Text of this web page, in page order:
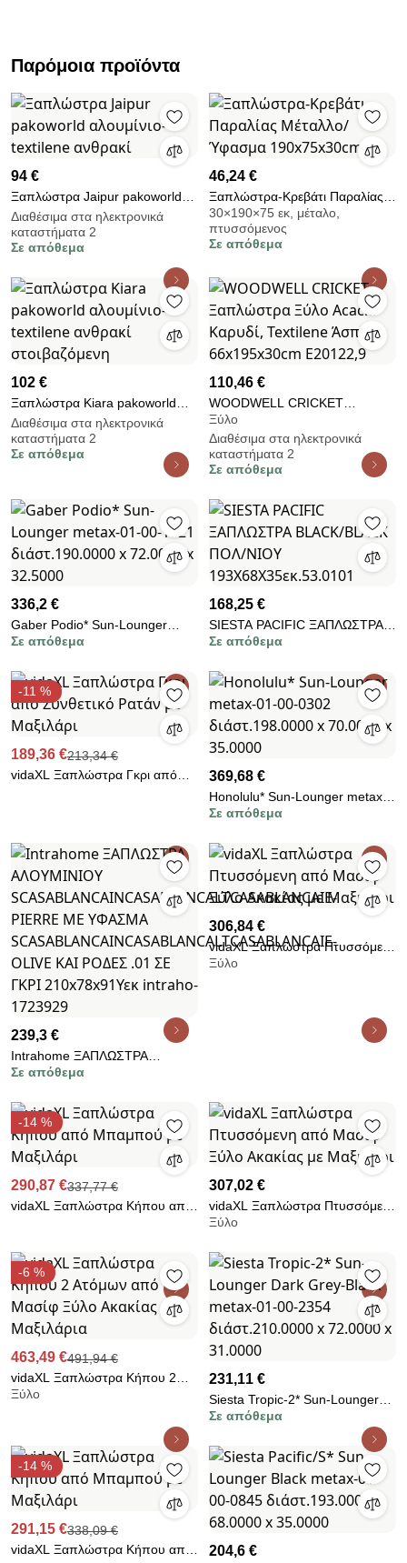
Παρόμοια προϊόντα
94 €
Ξαπλώστρα Jaipur pakoworld
αλουμίνιο-textilene ανθρακί
Διαθέσιμα στα ηλεκτρονικά
καταστήματα 2
Σε απόθεμα
46,24 €
Ξαπλώστρα-Κρεβάτι Παραλίας
Μέταλλο/Ύφασμα 190x75x30cm
30×190×75 εκ, μέταλο,
πτυσσόμενος
Σε απόθεμα
102 €
Ξαπλώστρα Kiara pakoworld
αλουμίνιο-textilene ανθρακί
στοιβαζόμενη
Διαθέσιμα στα ηλεκτρονικά
καταστήματα 2
Σε απόθεμα
110,46 €
WOODWELL CRICKET
Ξαπλώστρα Ξύλο Acacia
Καρυδί, Textilene Άσπρο
66x195x30cm Ε20122,9
Ξύλο
Διαθέσιμα στα ηλεκτρονικά
καταστήματα 2
Σε απόθεμα
336,2 €
Gaber Podio* Sun-Lounger
metax-01-00-1621
32.5000
Σε απόθεμα
168,25 €
SIESTA PACIFIC ΞΑΠΛΩΣΤΡΑ
BLACK/BLACK ΠΟΛ/ΝΙΟΥ
Σε απόθεμα
-11 %
189,36 €213,34 €
vidaXL Ξαπλώστρα Γκρι από
369,68 €
Honolulu* Sun-Lounger metax-
01-00-0302 διάστ.198.0000 x
Σε απόθεμα
239,3 €
Intrahome ΞΑΠΛΩΣΤΡΑ
ΑΛΟΥΜΙΝΙΟΥ
PIERRE ΜΕ ΥΦΑΣΜΑ
SCASABLANCAINCASABLANCALTCASABLANCAIE-
OLIVE ΚΑΙ ΡΟΔΕΣ .01 ΣΕ ΓΚΡΙ
210x78x91Υεκ intraho-1723929
Σε απόθεμα
306,84 €
vidaXL Ξαπλώστρα Πτυσσόμενη
από Μασίφ Ξύλο Ακακίας με
Ξύλο
-14 %
290,87 €337,77 €
vidaXL Ξαπλώστρα Κήπου από
307,02 €
vidaXL Ξαπλώστρα Πτυσσόμενη
από Μασίφ Ξύλο Ακακίας με
Ξύλο
-6 %
463,49 €491,94 €
vidaXL Ξαπλώστρα Κήπου 2
Ατόμων από Μασίφ Ξύλο
Ξύλο
231,11 €
Siesta Tropic-2* Sun-Lounger
Dark Grey-Black metax-01-00-
2354 διάστ.210.0000 x 72.0000
x 31.0000
Σε απόθεμα
-14 %
291,15 €338,09 €
vidaXL Ξαπλώστρα Κήπου από
204,6 €